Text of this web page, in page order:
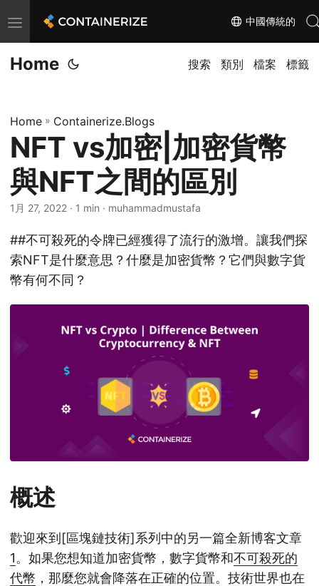
T
o
g
e
n
a
v
a
t
i
o
中國傳統的
Home 搜索 類別 檔案 標籤
Home » Containerize.Blogs
NFT vs加密|加密貨幣
與NFT之間的區別
1月 27, 2022 · 1 min · muhammadmustafa
##不可殺死的令牌已經獲得了流行的激增。讓我們探
索NFT是什麼意思？什麼是加密貨幣？它們與數字貨
幣有何不同？
概述
歡迎來到[區塊鏈技術]系列中的另一篇全新博客文章
1。如果您想知道加密貨幣，數字貨幣和不可殺死的
代幣 ，那麼您就會降落在正確的位置。技術世界也在